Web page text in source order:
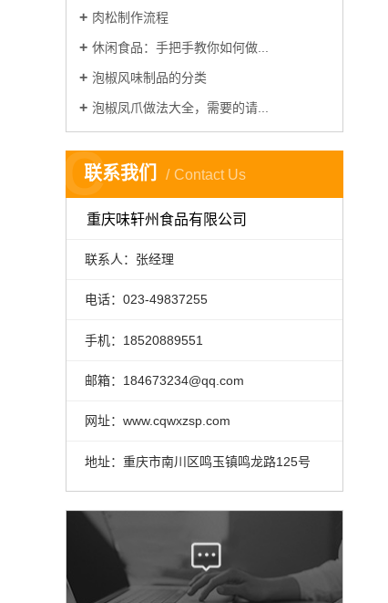
肉松制作流程
休闲食品：手把手教你如何做...
泡椒风味制品的分类
泡椒凤爪做法大全，需要的请...
联系我们 Contact Us
C
重庆味轩州食品有限公司
联系人：张经理
电话：023-49837255
手机：18520889551
邮箱：184673234@qq.com
网址：www.cqwxzsp.com
地址：重庆市南川区鸣玉镇鸣龙路125号